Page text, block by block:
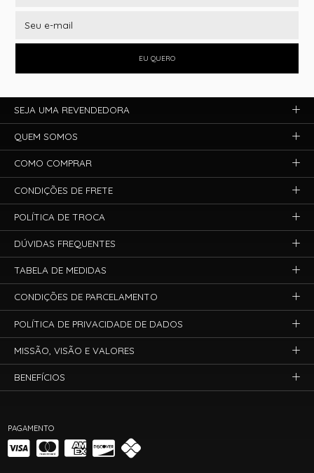
EU QUERO
PAGAMENTO
SEJA UMA REVENDEDORA
QUEM SOMOS
COMO COMPRAR
CONDIÇÕES DE FRETE
POLÍTICA DE TROCA
DÚVIDAS FREQUENTES
TABELA DE MEDIDAS
CONDIÇÕES DE PARCELAMENTO
POLÍTICA DE PRIVACIDADE DE DADOS
MISSÃO, VISÃO E VALORES
BENEFÍCIOS